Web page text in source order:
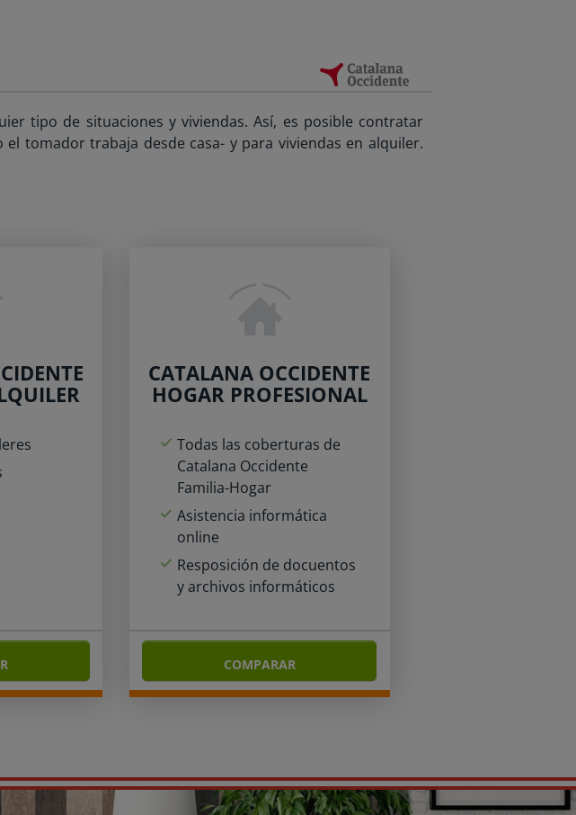
tipo de situaciones y viviendas. Así, es posible contratar
tomador trabaja desde casa- y para viviendas en alquiler.
CATALANA OCCIDENTE
HOGAR PROFESIONAL
Todas las coberturas de
Catalana Occidente
Familia-Hogar
Asistencia informática
online
Resposición de docuentos
y archivos informáticos
COMPARAR